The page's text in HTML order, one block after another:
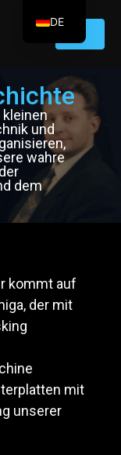
kleinen
und
wahre
dem
kommt auf
der mit
mit
unserer
DE
EN
ES
IT
PT